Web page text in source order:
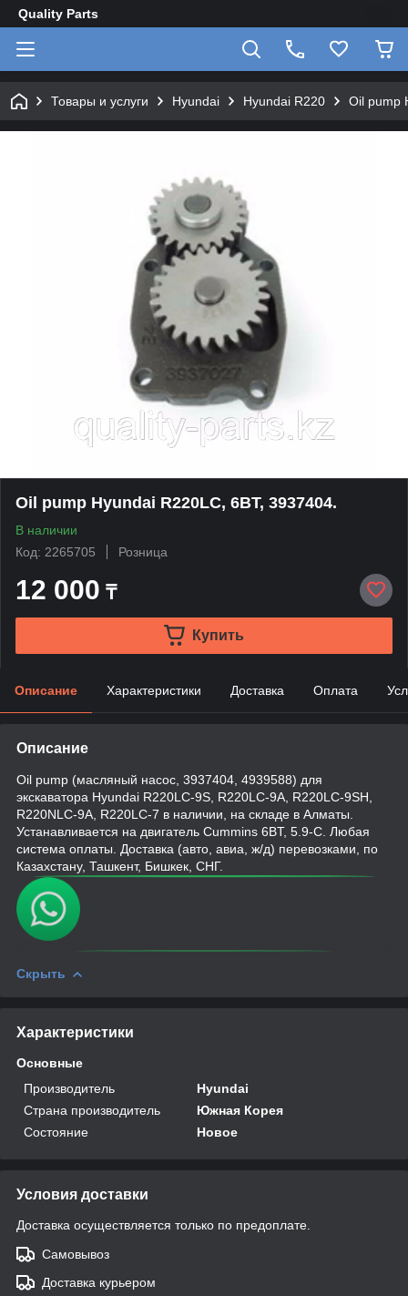
Quality Parts
Товары и услуги Hyundai Hyundai R220 Oil pump
Oil pump Hyundai R220LC, 6BT, 3937404.
В наличии
Код: 2265705
Розница
12 000 ₸
Купить
Описание Характеристики Доставка Оплата
Описание
Oil pump (масляный насос, 3937404, 4939588) для
экскаватора Hyundai R220LC-9S, R220LC-9A, R220LC-9SH,
R220NLC-9A, R220LC-7 в наличии, на складе в Алматы.
Устанавливается на двигатель Cummins 6BT, 5.9-C. Любая
система оплаты. Доставка (авто, авиа, ж/д) перевозками, по
Казахстану, Ташкент, Бишкек, СНГ.
Скрыть
Характеристики
Основные
Производитель
Hyundai
Страна производитель
Южная Корея
Состояние
Новое
Условия доставки
Доставка осуществляется только по предоплате.
Самовывоз
Доставка курьером